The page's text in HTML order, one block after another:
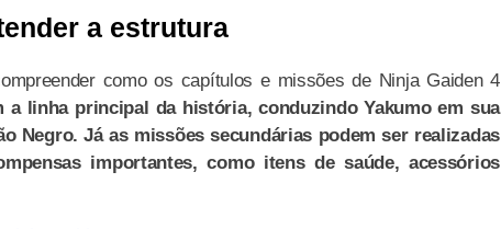
a estrutura
como os capítulos e missões de Ninja Gaiden 4
a linha principal da história, conduzindo Yakumo em sua
Negro. Já as missões secundárias podem ser realizadas
importantes, como itens de saúde, acessórios